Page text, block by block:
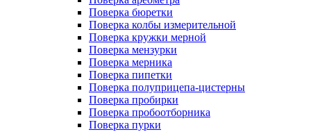
Поверка бюретки
Поверка колбы измерительной
Поверка кружки мерной
Поверка мензурки
Поверка мерника
Поверка пипетки
Поверка полуприцепа-цистерны
Поверка пробирки
Поверка пробоотборника
Поверка пурки